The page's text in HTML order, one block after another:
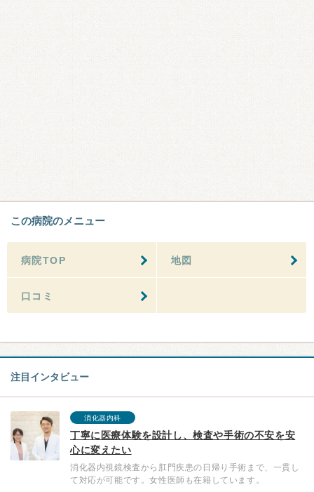
この病院のメニュー
病院TOP 地図
口コミ
注目インタビュー
消化器内科
丁寧に医療体験を設計し、検査や手術の不安を安
心に変えたい
消化器内視鏡検査から肛門疾患の日帰り手術まで、一貫し
て対応が可能です。女性医師も在籍しています。